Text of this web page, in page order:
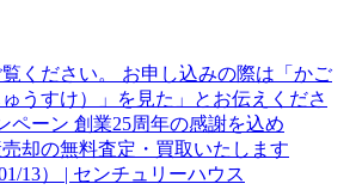
ください。 お申し込みの際は「かご
うすけ）」を見た」とお伝えくださ
ペーン 創業25周年の感謝を込め